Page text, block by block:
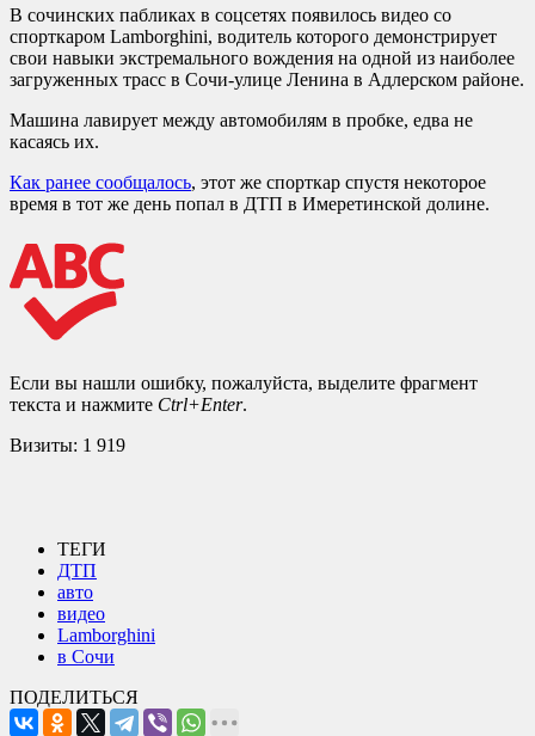
В сочинских пабликах в соцсетях появилось видео со
спорткаром Lamborghini, водитель которого демонстрирует
свои навыки экстремального вождения на одной из наиболее
загруженных трасс в Сочи-улице Ленина в Адлерском районе.
Машина лавирует между автомобилям в пробке, едва не
касаясь их.
Как ранее сообщалось, этот же спорткар спустя некоторое
время в тот же день попал в ДТП в Имеретинской долине.
Если вы нашли ошибку, пожалуйста, выделите фрагмент
текста и нажмите Ctrl+Enter.
Визиты: 1 919
ТЕГИ
ДТП
авто
видео
Lamborghini
в Сочи
ПОДЕЛИТЬСЯ